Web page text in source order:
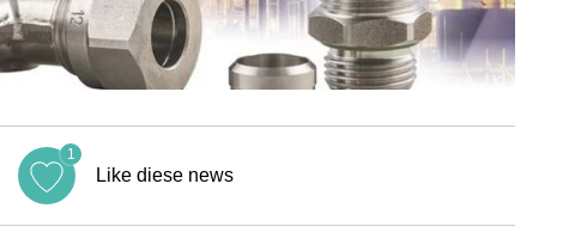
Like diese news
1